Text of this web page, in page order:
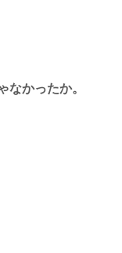
なかったか。